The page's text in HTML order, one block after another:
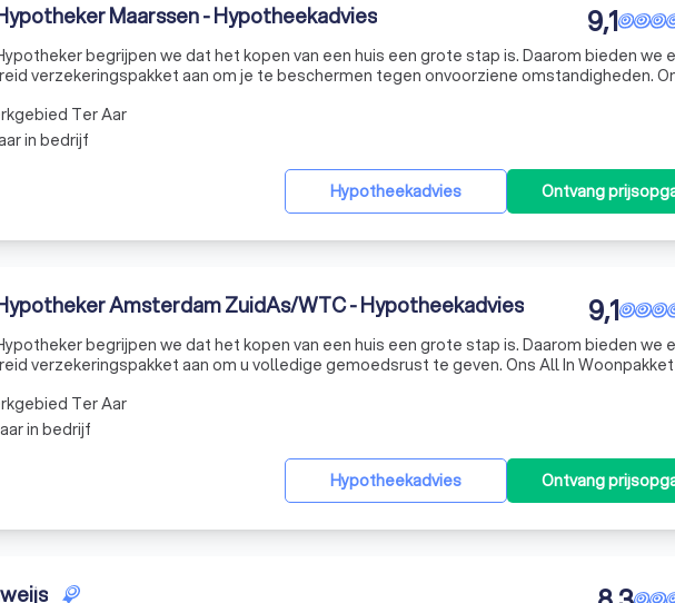
Maarssen - Hypotheekadvies 9,1
begrijpen we dat het kopen van een huis een grote stap is. Daarom bieden we
verzekeringspakket aan om je te beschermen tegen onvoorziene omstandigheden.
Hypotheekadvies Ontvang
Ter Aar
in bedrijf
Amsterdam ZuidAs/WTC - Hypotheekadvies 9,1
begrijpen we dat het kopen van een huis een grote stap is. Daarom bieden we
verzekeringspakket aan om u volledige gemoedsrust te geven. Ons All In Woonpakket
Hypotheekadvies Ontvang
Ter Aar
in bedrijf